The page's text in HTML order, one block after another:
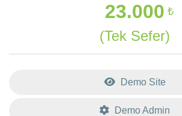
₺
23.000
(Tek Sefer)
Demo Site
Demo Admin